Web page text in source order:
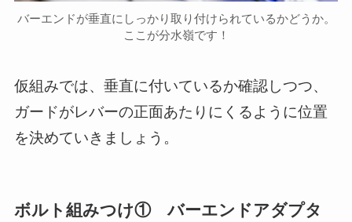
バーエンドが垂直にしっかり取り付けられているかどうか。
ここが分水嶺です！
仮組みでは、垂直に付いているか確認しつつ、
ガードがレバーの正面あたりにくるように位置
を決めていきましょう。
ボルト組みつけ① バーエンドアダプタ